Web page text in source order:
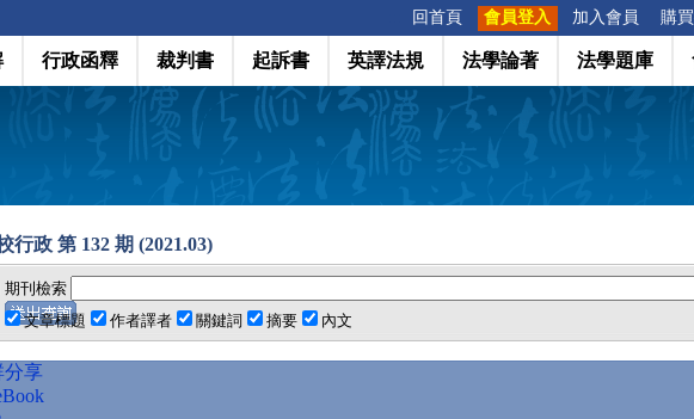
回首頁 會員登入 加入會員 購
行政函釋 裁判書 起訴書 英譯法規 法學論著 法學題庫
行政 第 132 期 (2021.03)
期刊檢索
文章標題
作者譯者 關鍵詞 摘要 內文
分享